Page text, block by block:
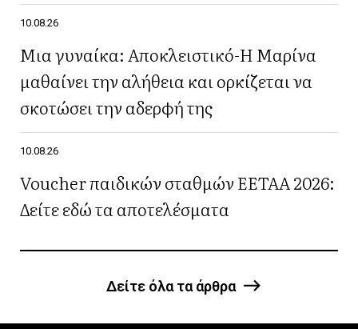
10.08.26
Μια γυναίκα: Αποκλειστικό-Η Μαρίνα
μαθαίνει την αλήθεια και ορκίζεται να
σκοτώσει την αδερφή της
10.08.26
Voucher παιδικών σταθμών ΕΕΤΑΑ 2026:
Δείτε εδώ τα αποτελέσματα
Δείτε όλα τα άρθρα